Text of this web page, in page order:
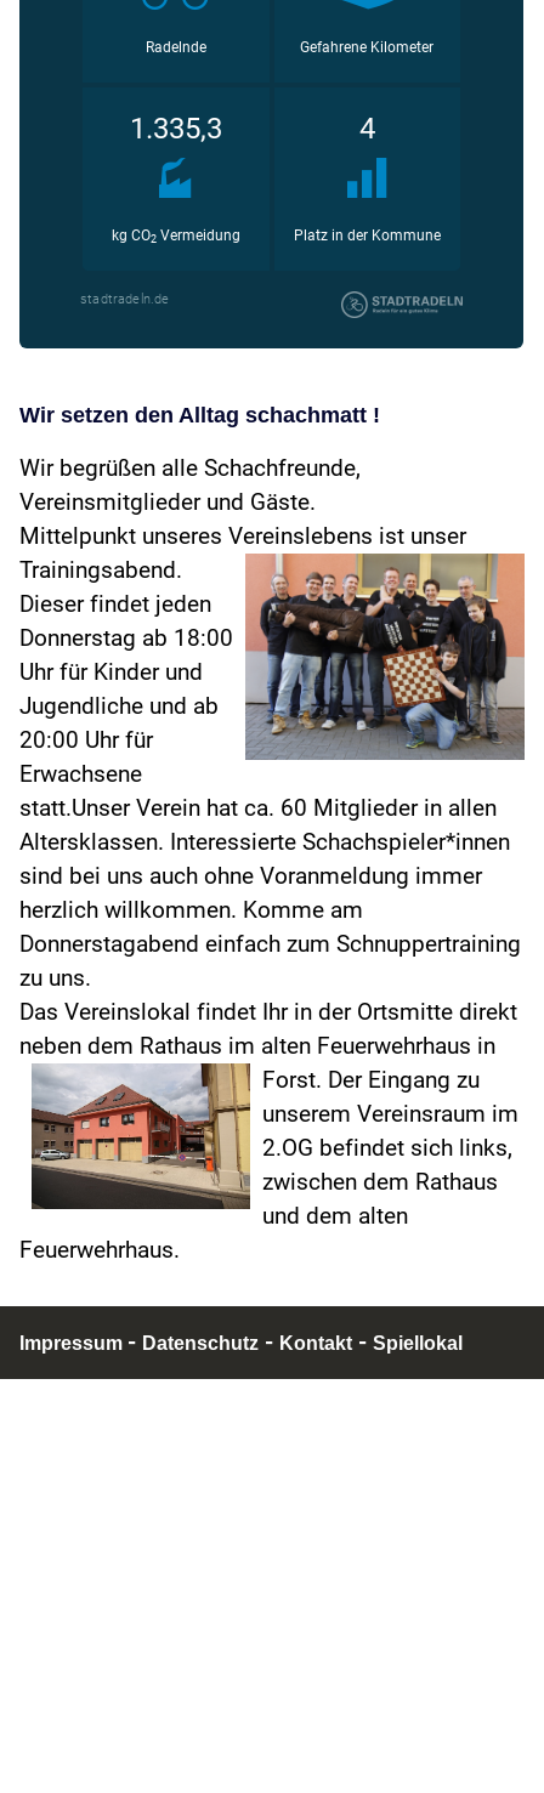
Wir setzen den Alltag schachmatt !
Wir begrüßen alle Schachfreunde,
Vereinsmitglieder und Gäste.
Mittelpunkt unseres Vereinslebens ist unser
Trainingsabend.
Dieser findet jeden
Donnerstag ab 18:00
Uhr für Kinder und
Jugendliche und ab
20:00 Uhr für
Erwachsene
statt.Unser Verein hat ca. 60 Mitglieder in allen
Altersklassen. Interessierte Schachspieler*innen
sind bei uns auch ohne Voranmeldung immer
herzlich willkommen. Komme am
Donnerstagabend einfach zum Schnuppertraining
zu uns.
Das Vereinslokal findet Ihr in der Ortsmitte direkt
neben dem Rathaus im alten Feuerwehrhaus in
Forst. Der Eingang zu
unserem Vereinsraum im
2.OG befindet sich links,
zwischen dem Rathaus
und dem alten
Feuerwehrhaus.
Impressum - Datenschutz - Kontakt - Spiellokal